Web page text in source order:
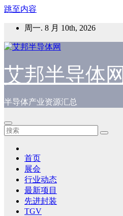
跳至内容
周一. 8 月 10th, 2026
艾邦半导体网
半导体产业资源汇总
首页
展会
行业动态
最新项目
先进封装
TGV